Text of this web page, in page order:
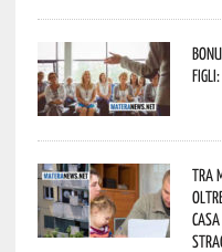
figli:
Tra